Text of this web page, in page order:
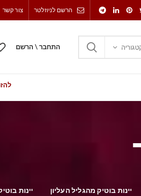
הרשם לניוזלטר צור קשר
התחבר \ הרשם
יינות בוטיק מהגליל העליון יינות